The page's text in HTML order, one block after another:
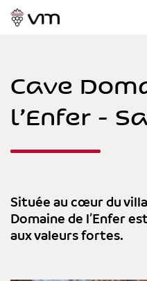
Cave
l’Enfer -
Située au cœur du
Domaine de l’Enfer
aux valeurs fortes.